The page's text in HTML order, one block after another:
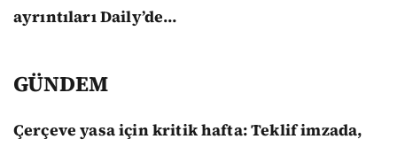
ayrıntıları Daily’de…
GÜNDEM
Çerçeve yasa için kritik hafta: Teklif imzada,